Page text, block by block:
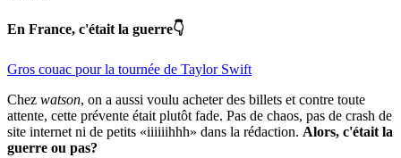
En France, c'était la guerre👇
Gros couac pour la tournée de Taylor Swift
Chez watson, on a aussi voulu acheter des billets et contre toute
attente, cette prévente était plutôt fade. Pas de chaos, pas de crash de
site internet ni de petits «iiiiiihhh» dans la rédaction. Alors, c'était la
guerre ou pas?